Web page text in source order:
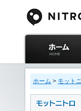
ニトロプラス公式
サイト ホーム
ホーム > モット